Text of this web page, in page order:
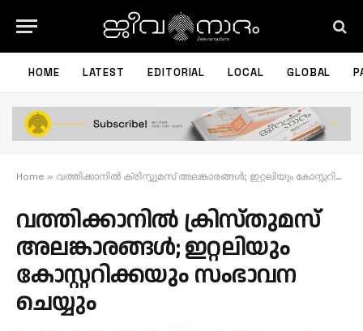
HOME LATEST EDITORIAL LOCAL GLOBAL
Home » വത്തിക്കാനിൽ ക്രിസ്തുമസ് അലങ്കാരങ്ങൾ; ഇറ്റലിയും കോസ്റ്ററിക്കയും സംഭാവന ചെയ്യും
വത്തിക്കാനിൽ ക്രിസ്തുമസ്
അലങ്കാരങ്ങൾ; ഇറ്റലിയും
കോസ്റ്ററിക്കയും സംഭാവന
ചെയ്യും